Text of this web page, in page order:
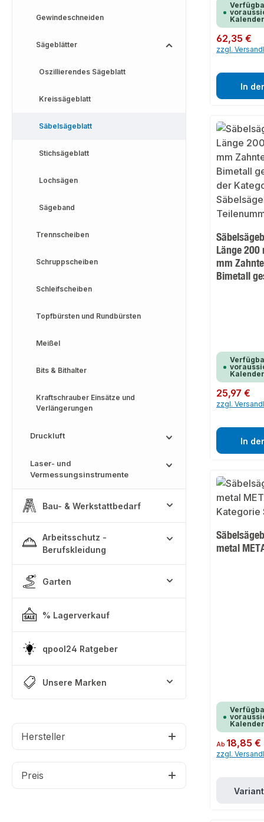
Gewindeschneiden
Sägeblätter
Oszillierendes Sägeblatt
Kreissägeblatt
Säbelsägeblatt
Stichsägeblatt
Lochsägen
Sägeband
Trennscheiben
Schruppscheiben
Schleifscheiben
Topfbürsten und Rundbürsten
Meißel
Bits & Bithalter
Kraftschrauber Einsätze und
Verlängerungen
Druckluft
Laser- und
Vermessungsinstrumente
Bau- & Werkstattbedarf
Arbeitsschutz -
Berufskleidung
Garten
% Lagerverkauf
qpool24 Ratgeber
Unsere Marken
Hersteller
Preis
Regulärer Preis:
62,35 €
zzgl.
In
Länge 200
mm
Bimetall
Regulärer Preis:
25,97 €
zzgl.
In
metal
Regulärer Preis:
Ab 18,85 €
zzgl.